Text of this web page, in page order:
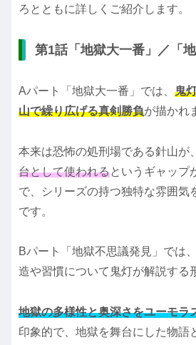
ろとともに詳しくご紹介します。
第1話「地獄大一番」／「地
Aパート「地獄大一番」では、 鬼
山で繰り広げる真剣勝負が描かれ
本来は恐怖の処刑場である針山が、
台として使われるというギャップ
で、シリーズの持つ独特な雰囲気
です。
Bパート「地獄不思議発見」では
造や習慣について鬼灯が解説する
地獄の多様性と奥深さをユーモラ
印象的で、地獄を舞台にした物語